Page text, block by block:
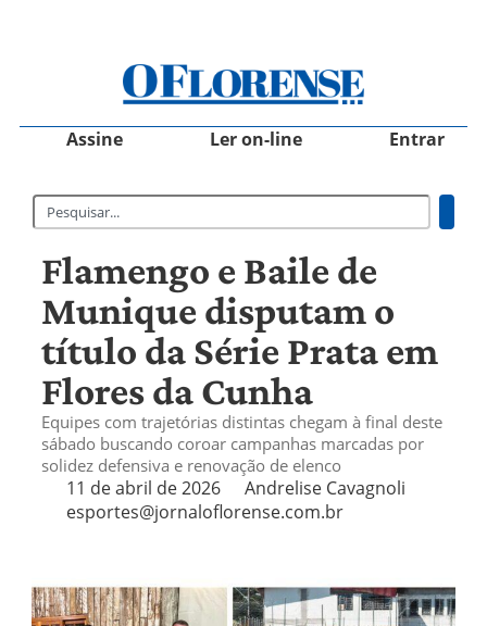
Assine Ler on-line Entrar
Flamengo e Baile de
Munique disputam o
título da Série Prata em
Flores da Cunha
Equipes com trajetórias distintas chegam à final deste
sábado buscando coroar campanhas marcadas por
solidez defensiva e renovação de elenco
11 de abril de 2026
Andrelise Cavagnoli
esportes@jornaloflorense.com.br